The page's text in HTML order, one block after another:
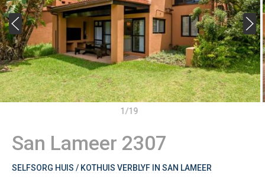
1/19
San Lameer 2307
SELFSORG HUIS / KOTHUIS VERBLYF IN SAN LAMEER